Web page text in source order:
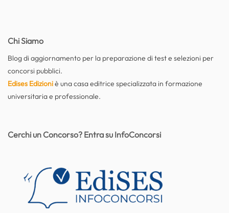
Chi Siamo
Blog di aggiornamento per la preparazione di test e selezioni per
concorsi pubblici.
Edises Edizioniè una casa editrice specializzata in formazione
universitaria e professionale.
Cerchi un Concorso? Entra su InfoConcorsi